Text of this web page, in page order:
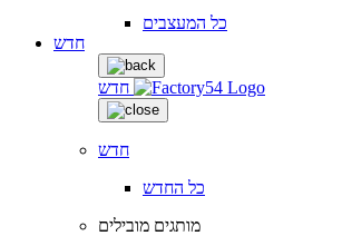
כל המעצבים
חדש
חדש
חדש
כל החדש
מותגים מובילים